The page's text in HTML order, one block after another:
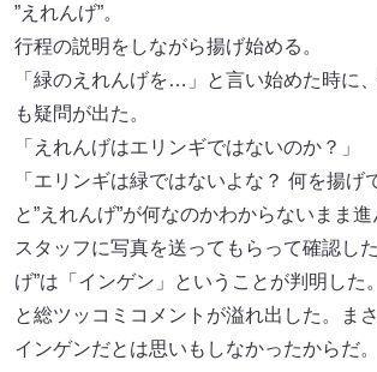
”えれんげ”。
行程の説明をしながら揚げ始める。
「緑のえれんげを…」と言い始めた時に
も疑問が出た。
「えれんげはエリンギではないのか？」
「エリンギは緑ではないよな？ 何を揚げ
と”えれんげ”が何なのかわからないまま進
スタッフに写真を送ってもらって確認し
げ”は「インゲン」ということが判明した
と総ツッコミコメントが溢れ出した。ま
インゲンだとは思いもしなかったからだ。